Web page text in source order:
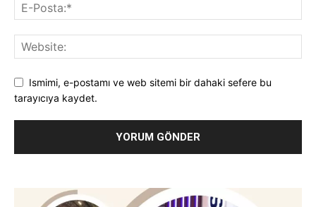
Ismimi, e-postamı ve web sitemi bir dahaki sefere bu
tarayıcıya kaydet.